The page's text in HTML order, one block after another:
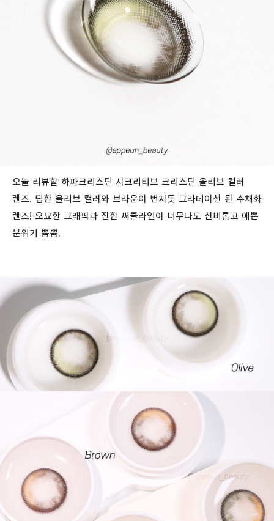
오늘 리뷰할 하파크리스틴 시크리티브 크리스틴 올리브 컬러
렌즈. 딥한 올리브 컬러와 브라운이 번지듯 그라데이션 된 수채화
렌즈! 오묘한 그래픽과 진한 써클라인이 너무나도 신비롭고 예쁜
분위기 뿜뿜.